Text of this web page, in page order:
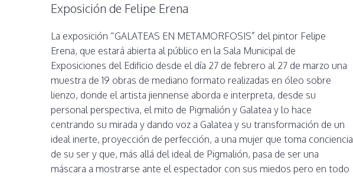
Exposición de Felipe Erena
La exposición “GALATEAS EN METAMORFOSIS” del pintor Felipe
Erena, que estará abierta al público en la Sala Municipal de
Exposiciones del Edificio desde el día 27 de febrero al 27 de marzo una
muestra de 19 obras de mediano formato realizadas en óleo sobre
lienzo, donde el artista jiennense aborda e interpreta, desde su
personal perspectiva, el mito de Pigmalión y Galatea y lo hace
centrando su mirada y dando voz a Galatea y su transformación de un
ideal inerte, proyección de perfección, a una mujer que toma conciencia
de su ser y que, más allá del ideal de Pigmalión, pasa de ser una
máscara a mostrarse ante el espectador con sus miedos pero en todo